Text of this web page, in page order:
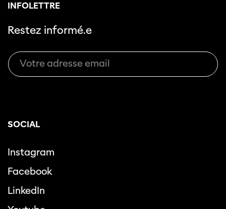
INFOLETTRE
Restez informé.e
SOCIAL
Instagram
Facebook
LinkedIn